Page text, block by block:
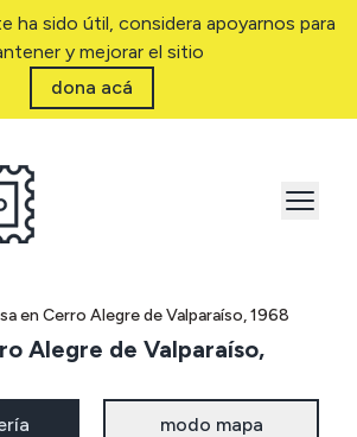
ha sido útil, considera apoyarnos para
y mejorar el sitio
dona acá
en Cerro Alegre de Valparaíso, 1968
Alegre de Valparaíso,
modo mapa